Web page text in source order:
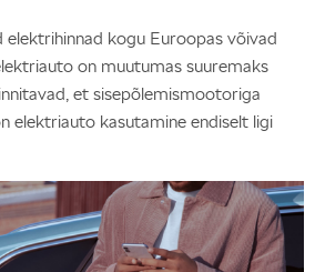
kogu Euroopas võivad
on muutumas suuremaks
et sisepõlemismootoriga
elektriauto kasutamine endiselt ligi